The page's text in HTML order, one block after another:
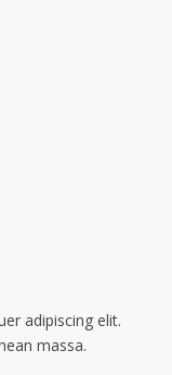
adipiscing elit.
massa.